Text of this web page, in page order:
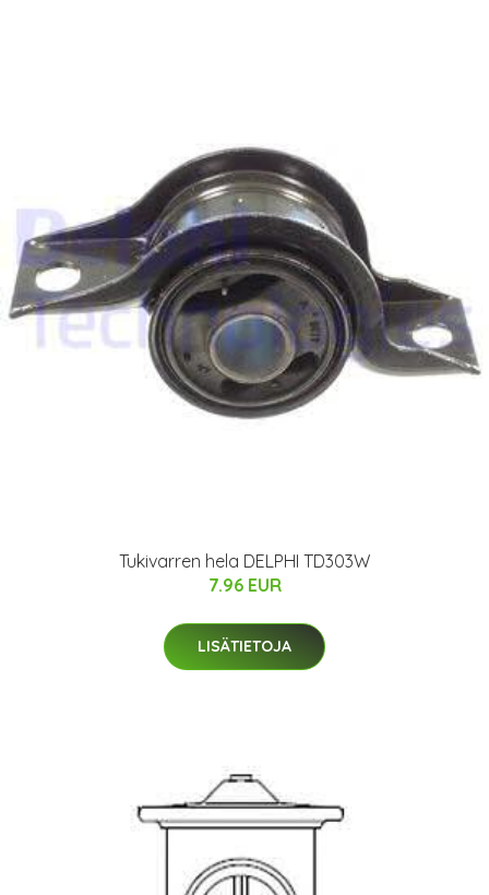
Tukivarren hela DELPHI TD303W
7.96 EUR
LISÄTIETOJA